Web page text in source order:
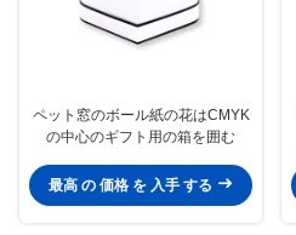
ペット窓のボール紙の花はCMYK
の中心のギフト用の箱を囲む
最高 の 価格 を 入手 する